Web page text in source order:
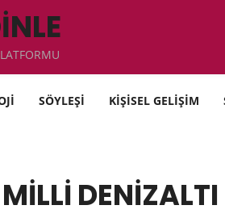
SÖYLEŞİ KİŞİSEL GELİŞİM
MİLLİ